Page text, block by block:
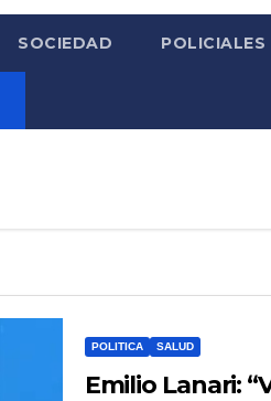
SOCIEDAD POLICIALES
POLITICA SALUD
Emilio Lanari: